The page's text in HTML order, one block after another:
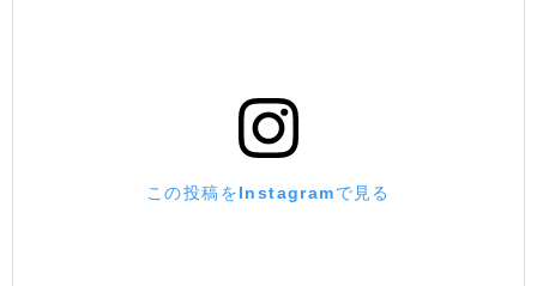
この投稿をInstagramで見る